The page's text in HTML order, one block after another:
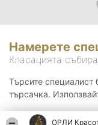
ОРЛИ
Намерете
Класацията
Търсите специалист
търсачка.